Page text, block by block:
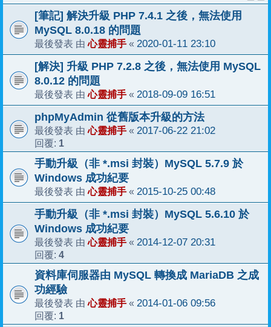
[筆記] 解決升級 PHP 7.4.1 之後，無法使用
MySQL 8.0.18 的問題
最後發表 由心靈捕手 « 2020-01-11 23:10
[解決] 升級 PHP 7.2.8 之後，無法使用 MySQL
8.0.12 的問題
最後發表 由心靈捕手 « 2018-09-09 16:51
phpMyAdmin 從舊版本升級的方法
最後發表 由心靈捕手 « 2017-06-22 21:02
回覆: 1
手動升級（非 *.msi 封裝）MySQL 5.7.9 於
Windows 成功紀要
最後發表 由心靈捕手 « 2015-10-25 00:48
手動升級（非 *.msi 封裝）MySQL 5.6.10 於
Windows 成功紀要
最後發表 由心靈捕手 « 2014-12-07 20:31
回覆: 4
資料庫伺服器由 MySQL 轉換成 MariaDB 之成
功經驗
最後發表 由心靈捕手 « 2014-01-06 09:56
回覆: 1